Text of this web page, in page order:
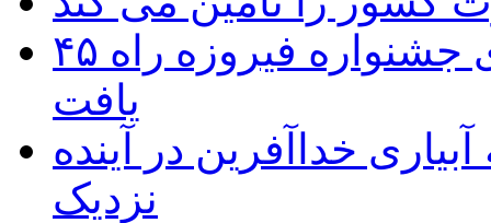
۴۵ اثر هنرمندان اردبیلی به غربالگری جشنواره فیروزه راه
یافت
خداآفرین در آینده
نزدیک